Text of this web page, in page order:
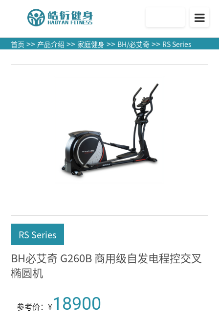
首页 >> 产品介绍 >> 家庭健身 >> BH/必艾奇 >> RS Series
RS Series
BH必艾奇 G260B 商用级自发电程控交叉
椭圆机
参考价：¥18900